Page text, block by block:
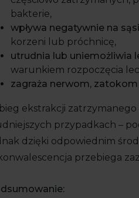
bakterie,
wpływa negatywnie na
korzeni lub próchnicę,
utrudnia lub uniemożliwia
warunkiem rozpoczęcia
zagraża nerwom,
ekstrakcji
przypadkach –
dzięki odpowiednim
przebiega